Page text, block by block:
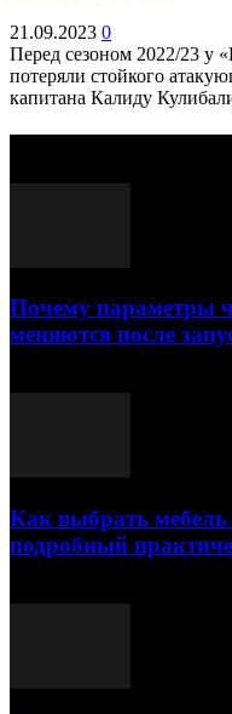
21.09.2023 0
Перед сезоном 2022/23 у
потеряли стойкого
капитана Калиду
Почему параметры
меняются после
Как выбрать мебель
подробный